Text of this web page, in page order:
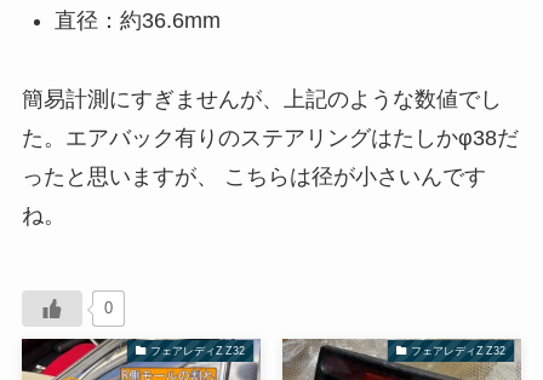
直径：約36.6mm
簡易計測にすぎませんが、上記のような数値でし
た。エアバック有りのステアリングはたしかφ38だ
ったと思いますが、 こちらは径が小さいんです
ね。
0
フェアレディZ Z32 フェアレディZ Z32